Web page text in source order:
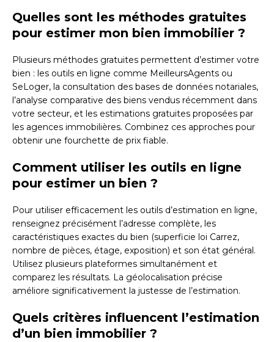
Quelles sont les méthodes gratuites
pour estimer mon bien immobilier ?
Plusieurs méthodes gratuites permettent d’estimer votre
bien : les outils en ligne comme MeilleursAgents ou
SeLoger, la consultation des bases de données notariales,
l’analyse comparative des biens vendus récemment dans
votre secteur, et les estimations gratuites proposées par
les agences immobilières. Combinez ces approches pour
obtenir une fourchette de prix fiable.
Comment utiliser les outils en ligne
pour estimer un bien ?
Pour utiliser efficacement les outils d’estimation en ligne,
renseignez précisément l’adresse complète, les
caractéristiques exactes du bien (superficie loi Carrez,
nombre de pièces, étage, exposition) et son état général.
Utilisez plusieurs plateformes simultanément et
comparez les résultats. La géolocalisation précise
améliore significativement la justesse de l’estimation.
Quels critères influencent l’estimation
d’un bien immobilier ?